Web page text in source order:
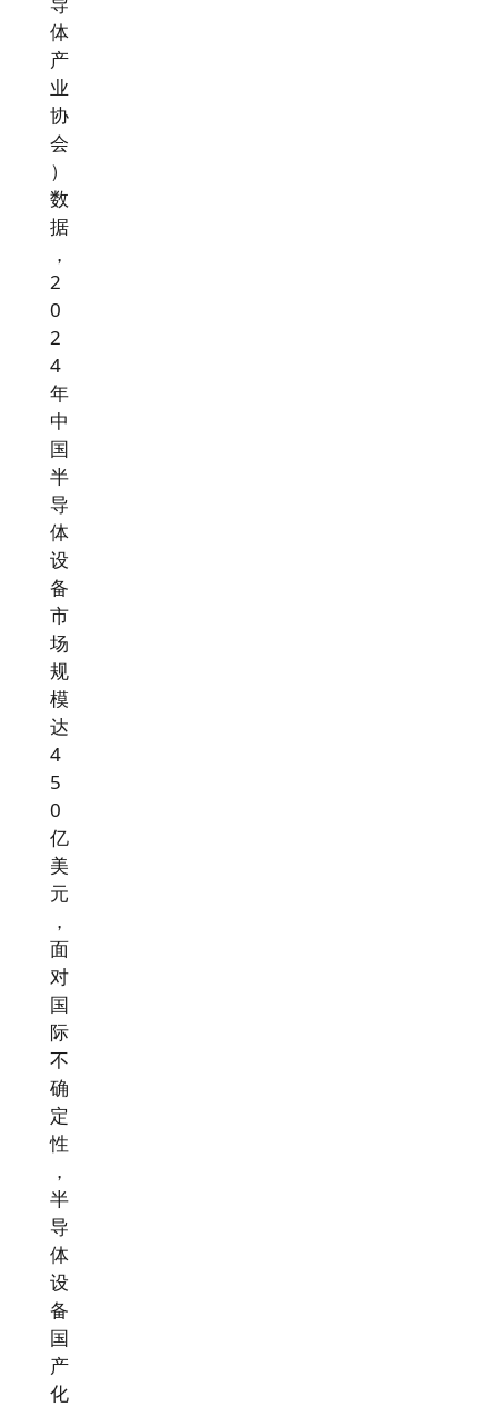
体
产
业
协
会
）
数
据
，
2
0
2
4
年
中
国
半
导
体
设
备
市
场
规
模
达
4
5
0
亿
美
元
，
面
对
国
际
不
确
定
性
，
半
导
体
设
备
国
产
化